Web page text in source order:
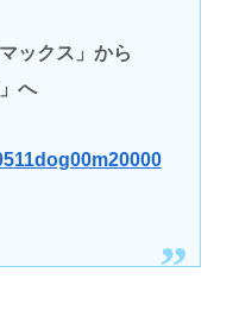
ックス」から
へ